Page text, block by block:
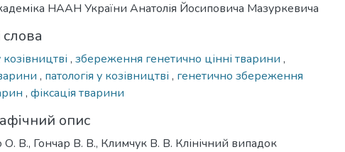
НААН України Анатолія Йосиповича Мазуркевича
козівництві , збереження генетично цінні тварини ,
, патологія у козівництві , генетично збереження
, фіксація тварини
опис
В., Гончар В. В., Климчук В. В. Клінічний випадок